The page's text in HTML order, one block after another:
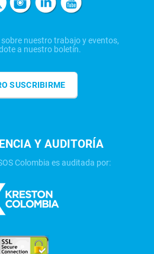
nuestro trabajo y eventos,
a nuestro boletín.
SUSCRIBIRME
Y AUDITORÍA
Colombia es auditada por: